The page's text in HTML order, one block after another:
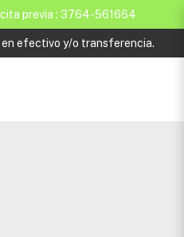
previa : 3764-561664
efectivo y/o transferencia.